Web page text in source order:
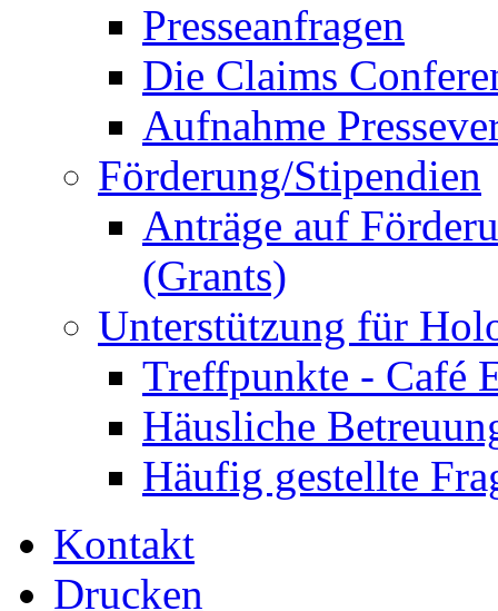
Presseanfragen
Die Claims
Aufnahme
Förderung/Stipendien
Anträge auf
(Grants)
Unterstützung für
Treffpunkte - Café
Häusliche
Häufig gestellte
Kontakt
Drucken